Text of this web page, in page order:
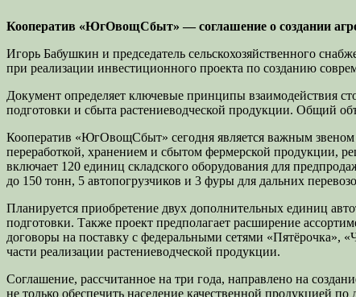
Кооператив «ЮгОвощСбыт» — соглашение о создании
Игорь Бабушкин и председатель сельскохозяйственного
при реализации инвестиционного проекта по созданию
Документ определяет ключевые принципы взаимодействия
подготовки и сбыта растениеводческой продукции. Общий
Кооператив «ЮгОвощСбыт» сегодня является важным
переработкой, хранением и сбытом фермерской продукции,
включает 120 единиц складского оборудования для
до 150 тонн, 5 автопогрузчиков и 3 фуры для дальних
Планируется приобретение двух дополнительных единиц
подготовки. Также проект предполагает расширение
договоры на поставку с федеральными сетями «Пятёрочка»,
части реализации растениеводческой продукции.
Соглашение, рассчитанное на три года, направлено на
не только обеспечить население качественной продукцией